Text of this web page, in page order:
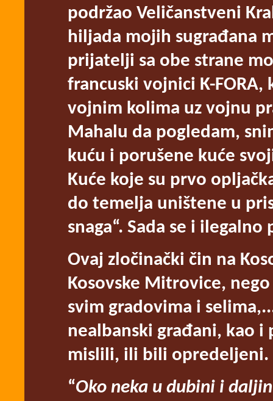
podržao Veličanstveni
hiljada mojih sugrađana
prijatelji sa obe strane
francuski vojnici K-
vojnim kolima uz vojnu
Mahalu da pogledam,
kuću i porušene kuće
Kuće koje su prvo
do temelja uništene u
snaga“. Sada se i
Ovaj zločinački čin na
Kosovske Mitrovice,
svim gradovima i
nealbanski građani, kao
mislili, ili bili opredeljeni.
“Oko neka u dubini i